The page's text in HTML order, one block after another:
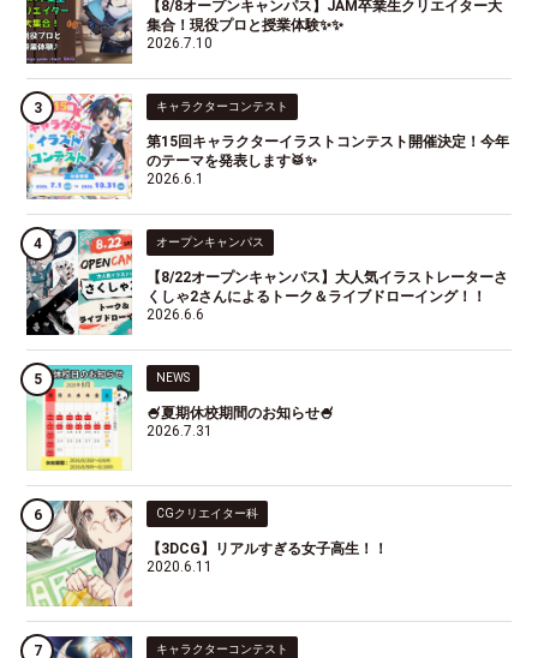
【8/8オープンキャンパス】JAM卒業生クリエイター大
集合！現役プロと授業体験✨✨
2026.7.10
キャラクターコンテスト
第15回キャラクターイラストコンテスト開催決定！今年
のテーマを発表します🥁✨
2026.6.1
オープンキャンパス
【8/22オープンキャンパス】大人気イラストレーターさ
くしゃ2さんによるトーク＆ライブドローイング！！
2026.6.6
NEWS
🍧夏期休校期間のお知らせ🍧
2026.7.31
CGクリエイター科
【3DCG】リアルすぎる女子高生！！
2020.6.11
キャラクターコンテスト